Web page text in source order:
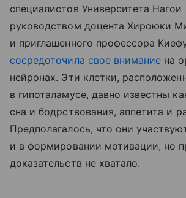
специалистов Университета
руководством доцента Хироюки
и приглашенного профессора
сосредоточила свое внимание на
нейронах. Эти клетки,
в гипоталамусе, давно известны
сна и бодрствования, аппетита и
Предполагалось, что они
и в формировании мотивации, но
доказательств не хватало.